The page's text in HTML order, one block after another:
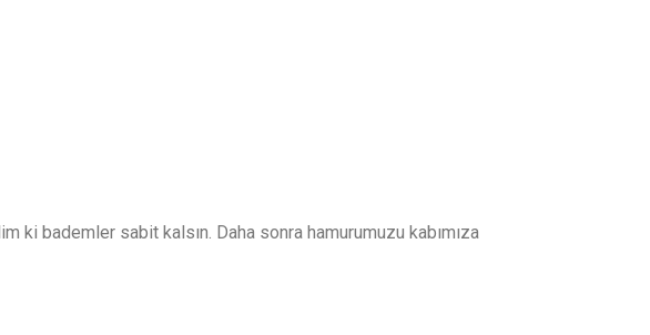
ki bademler sabit kalsın. Daha sonra hamurumuzu kabımıza